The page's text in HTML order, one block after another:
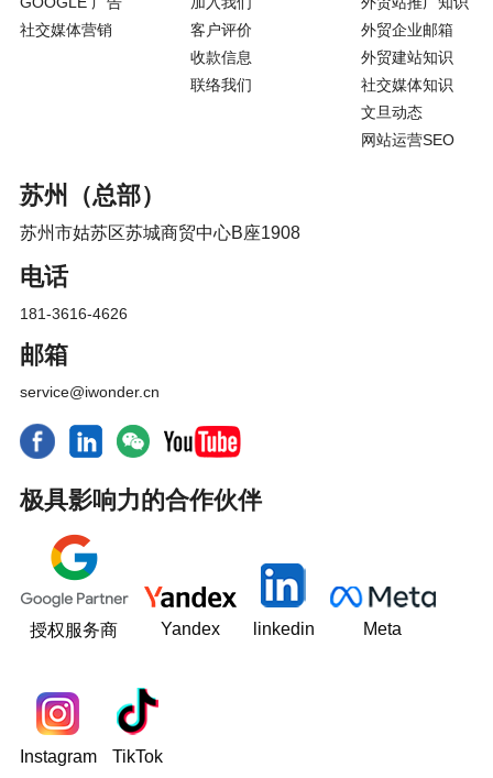
社交媒体营销
客户评价
收款信息
联络我们
外贸企业邮箱
外贸建站知识
社交媒体知识
文旦动态
网站运营SEO
苏州（总部）
苏州市姑苏区苏城商贸中心B座1908
电话
181-3616-4626
邮箱
service@iwonder.cn
极具影响力的合作伙伴
授权服务商 Yandex linkedin Meta
Instagram TikTok